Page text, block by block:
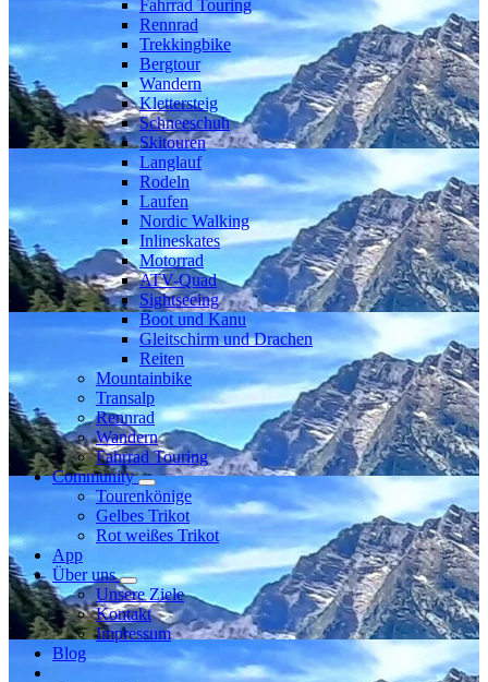
Fahrrad Touring
Rennrad
Trekkingbike
Bergtour
Wandern
Klettersteig
Schneeschuh
Skitouren
Langlauf
Rodeln
Laufen
Nordic Walking
Inlineskates
Motorrad
ATV-Quad
Sightseeing
Boot und Kanu
Gleitschirm und Drachen
Reiten
Mountainbike
Transalp
Rennrad
Wandern
Fahrrad Touring
Community
Tourenkönige
Gelbes Trikot
Rot weißes Trikot
App
Über uns
Unsere Ziele
Kontakt
Impressum
Blog